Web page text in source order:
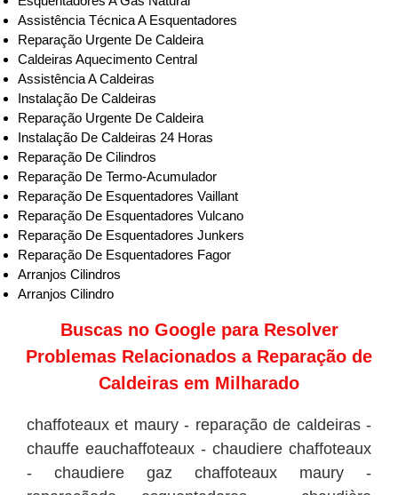
Assistência Técnica A Esquentadores
Reparação Urgente De Caldeira
Caldeiras Aquecimento Central
Assistência A Caldeiras
Instalação De Caldeiras
Reparação Urgente De Caldeira
Instalação De Caldeiras 24 Horas
Reparação De Cilindros
Reparação De Termo-Acumulador
Reparação De Esquentadores Vaillant
Reparação De Esquentadores Vulcano
Reparação De Esquentadores Junkers
Reparação De Esquentadores Fagor
Arranjos Cilindros
Arranjos Cilindro
Buscas no Google para Resolver
Problemas Relacionados a Reparação de
Caldeiras em Milharado
chaffoteaux et maury - reparação de caldeiras -
chauffe eauchaffoteaux - chaudiere chaffoteaux
- chaudiere gaz chaffoteaux maury -